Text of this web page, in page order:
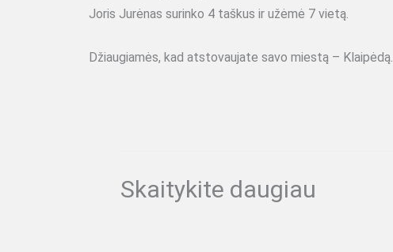
Joris Jurėnas surinko 4 taškus ir užėmė 7 vietą.
Džiaugiamės, kad atstovaujate savo miestą – Klaipėdą.
Skaitykite daugiau